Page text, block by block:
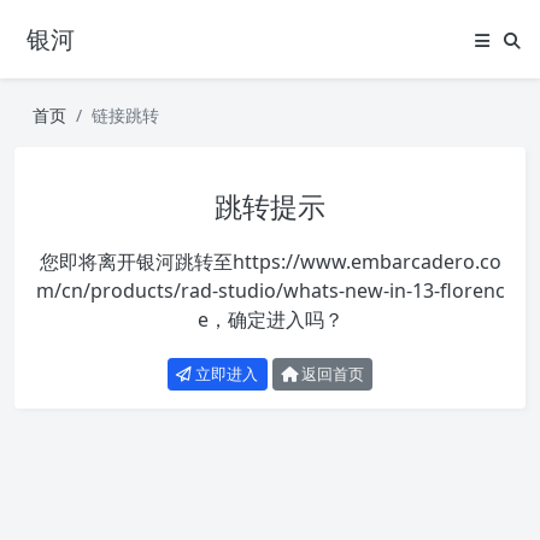
银河
首页 链接跳转
跳转提示
您即将离开银河跳转至https://www.embarcadero.co
m/cn/products/rad-studio/whats-new-in-13-florenc
e，确定进入吗？
立即进入 返回首页